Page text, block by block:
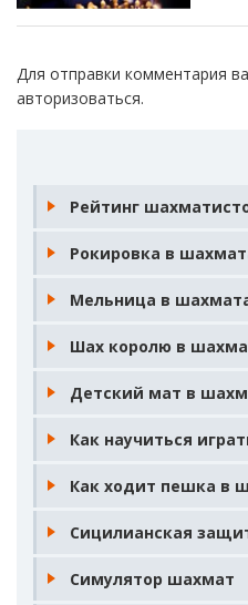
Для отправки комментария
авторизоваться.
Рейтинг
Рокировка в
Мельница в
Шах королю в
Детский мат в
Как научиться
Как ходит пешка в
Сицилианская
Симулятор шахмат